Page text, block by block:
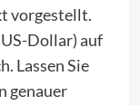
vorgestellt.
Dollar) auf
Lassen Sie
genauer